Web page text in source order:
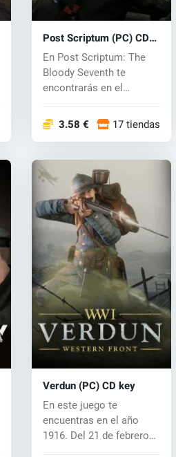
Post Scriptum (PC) CD
key
En Post Scriptum: The
Bloody Seventh te
encontrarás en el
3.58 € 17 tiendas
Verdun (PC) CD key
En este juego te
encuentras en el año
1916. Del 21 de febrero